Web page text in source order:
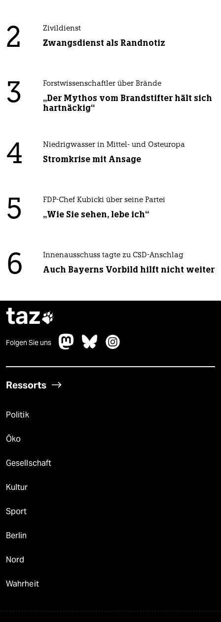
2 Zivildienst
Zwangsdienst als Randnotiz
3 Forstwissenschaftler über Brände
„Der Mythos vom Brandstifter hält sich
hartnäckig“
4 Niedrigwasser in Mittel- und Osteuropa
Stromkrise mit Ansage
5 FDP-Chef Kubicki über seine Partei
„Wie Sie sehen, lebe ich“
6 Innenausschuss tagte zu CSD-Anschlag
Auch Bayerns Vorbild hilft nicht weiter
taz
Folgen Sie uns
Ressorts
Politik
Öko
Gesellschaft
Kultur
Sport
Berlin
Nord
Wahrheit